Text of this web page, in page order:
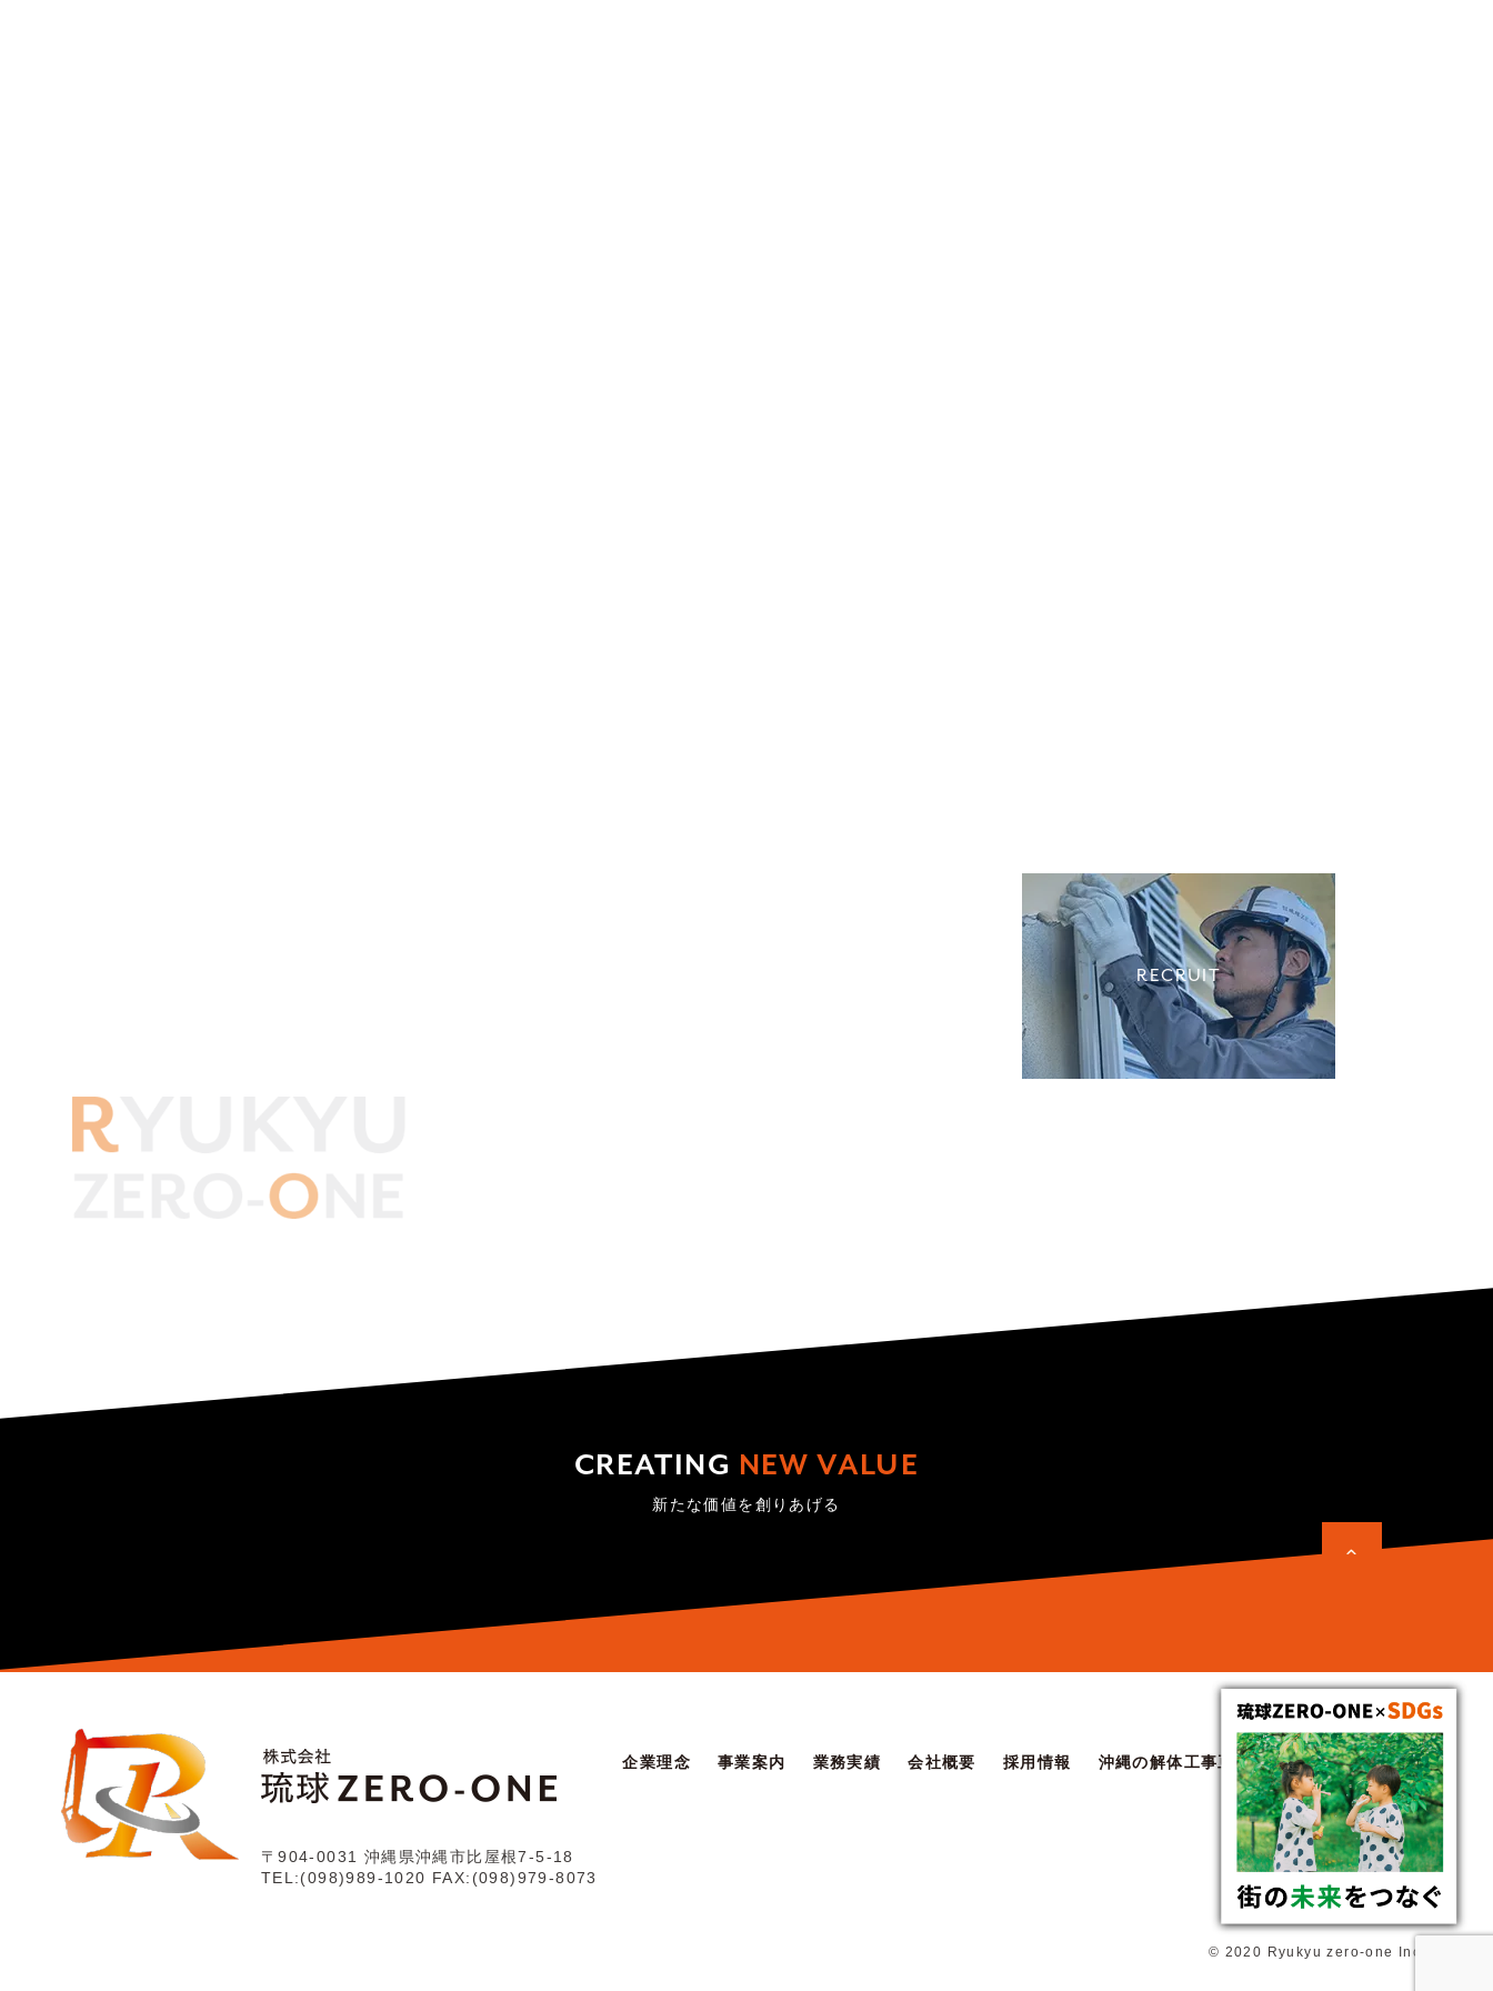
RECRUIT
CREATING NEW VALUE
新たな価値を創りあげる
〒904-0031 沖縄県沖縄市比屋根7-5-18
TEL:(098)989-1020 FAX:(098)979-8073
企業理念 事業案内 業務実績 会社概要 採用情報 沖縄の解体工事豆知識 協力会社お申し込み
© 2020 Ryukyu zero-one Inc.